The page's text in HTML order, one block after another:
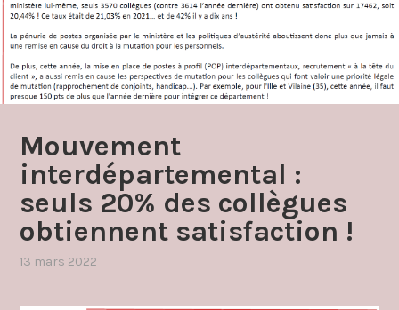
Mouvement
interdépartemental :
seuls 20% des collègues
obtiennent satisfaction !
13 mars 2022